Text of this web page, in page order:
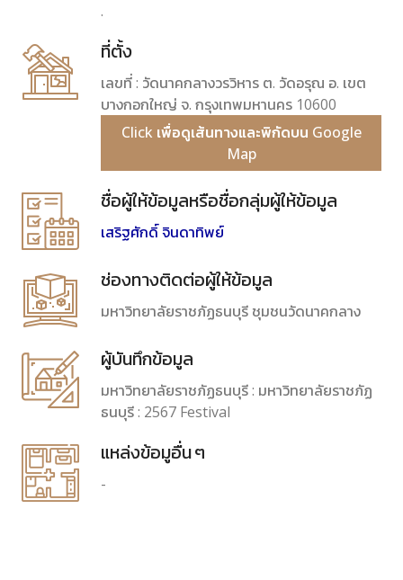
.
ที่ตั้ง
เลขที่ : วัดนาคกลางวรวิหาร ต. วัดอรุณ อ. เขต
บางกอกใหญ่ จ. กรุงเทพมหานคร 10600
Click เพื่อดูเส้นทางและพิกัดบน Google
Map
ชื่อผู้ให้ข้อมูลหรือชื่อกลุ่มผู้ให้ข้อมูล
เสริฐศักดิ์ จินดาทิพย์
ช่องทางติดต่อผู้ให้ข้อมูล
มหาวิทยาลัยราชภัฏธนบุรี ชุมชนวัดนาคกลาง
ผู้บันทึกข้อมูล
มหาวิทยาลัยราชภัฏธนบุรี : มหาวิทยาลัยราชภัฏ
ธนบุรี : 2567 Festival
แหล่งข้อมูอื่น ๆ
-